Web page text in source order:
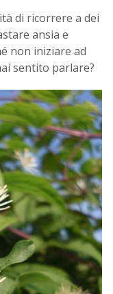
di ricorrere a dei
ansia e
non iniziare ad
sentito parlare?